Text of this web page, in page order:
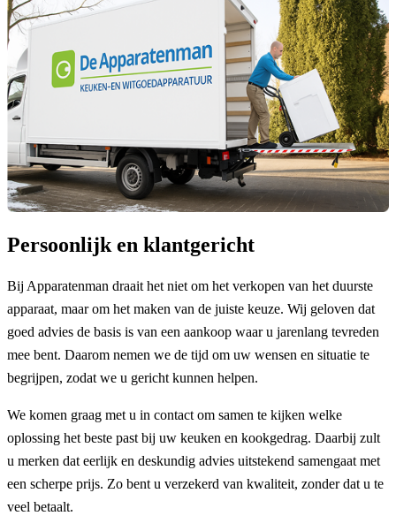
Persoonlijk en klantgericht
Bij Apparatenman draait het niet om het verkopen van het duurste
apparaat, maar om het maken van de juiste keuze. Wij geloven dat
goed advies de basis is van een aankoop waar u jarenlang tevreden
mee bent. Daarom nemen we de tijd om uw wensen en situatie te
begrijpen, zodat we u gericht kunnen helpen.
We komen graag met u in contact om samen te kijken welke
oplossing het beste past bij uw keuken en kookgedrag. Daarbij zult
u merken dat eerlijk en deskundig advies uitstekend samengaat met
een scherpe prijs. Zo bent u verzekerd van kwaliteit, zonder dat u te
veel betaalt.